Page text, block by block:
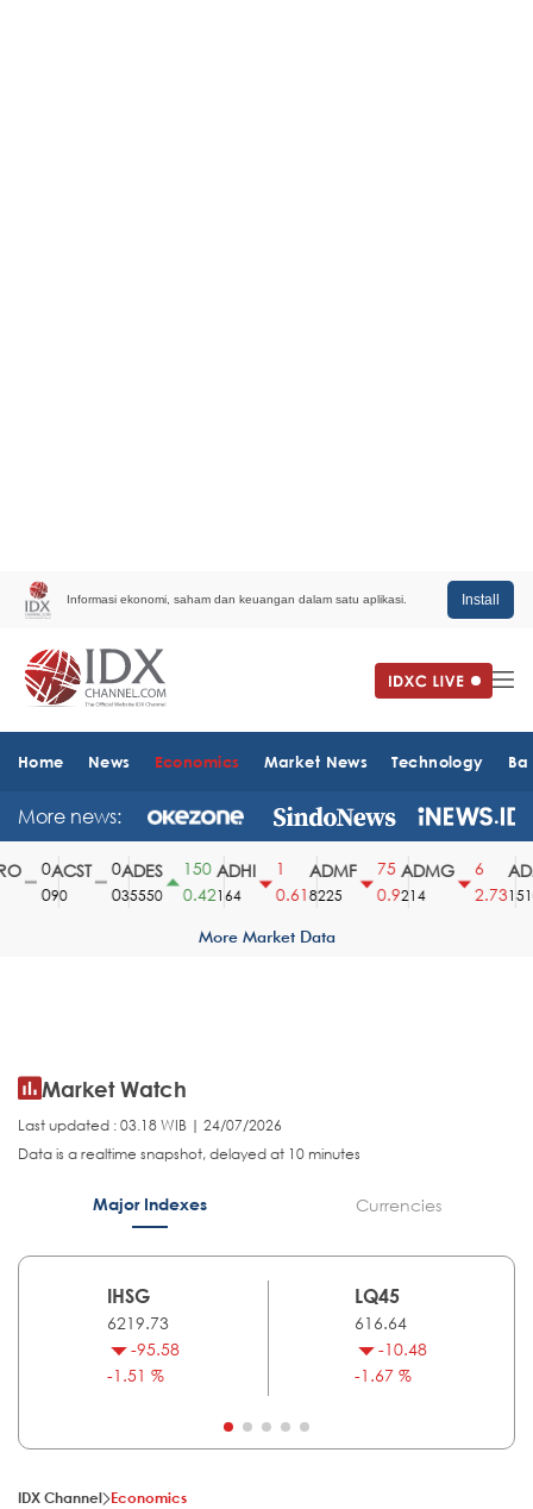
Informasi ekonomi, saham dan keuangan dalam satu aplikasi. Install
Home News Economics Market News Technology
More news:
ACST
90
ADES
35550
150
0.42
ADHI
164
0.61
ADMF
8225
75
0.9
ADMG
214
2.731510
More Market Data
Market Watch
Last updated : 03.18 WIB | 24/07/2026
Data is a realtime snapshot, delayed at 10 minutes
Major Indexes Currencies
IHSG
6219.73
-95.58
-1.51 %
LQ45
616.64
-10.48
-1.67 %
IDX Channel Economics